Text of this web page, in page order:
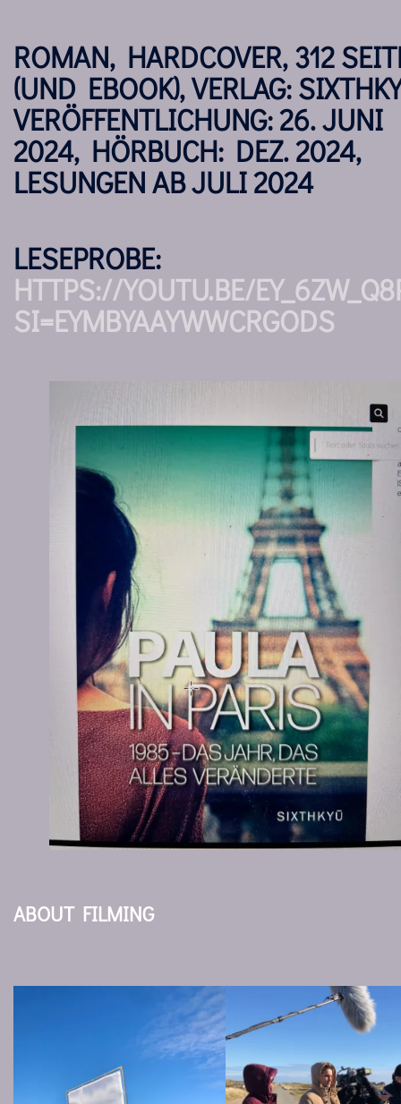
ROMAN, HARDCOVER, 312
(UND EBOOK), VERLAG:
VERÖFFENTLICHUNG: 26. JUNI
2024, HÖRBUCH: DEZ. 2024,
LESUNGEN AB JULI 2024
LESEPROBE:
HTTPS://YOUTU.BE/
SI=EYMBYAAYWWCRGODS
ABOUT FILMING